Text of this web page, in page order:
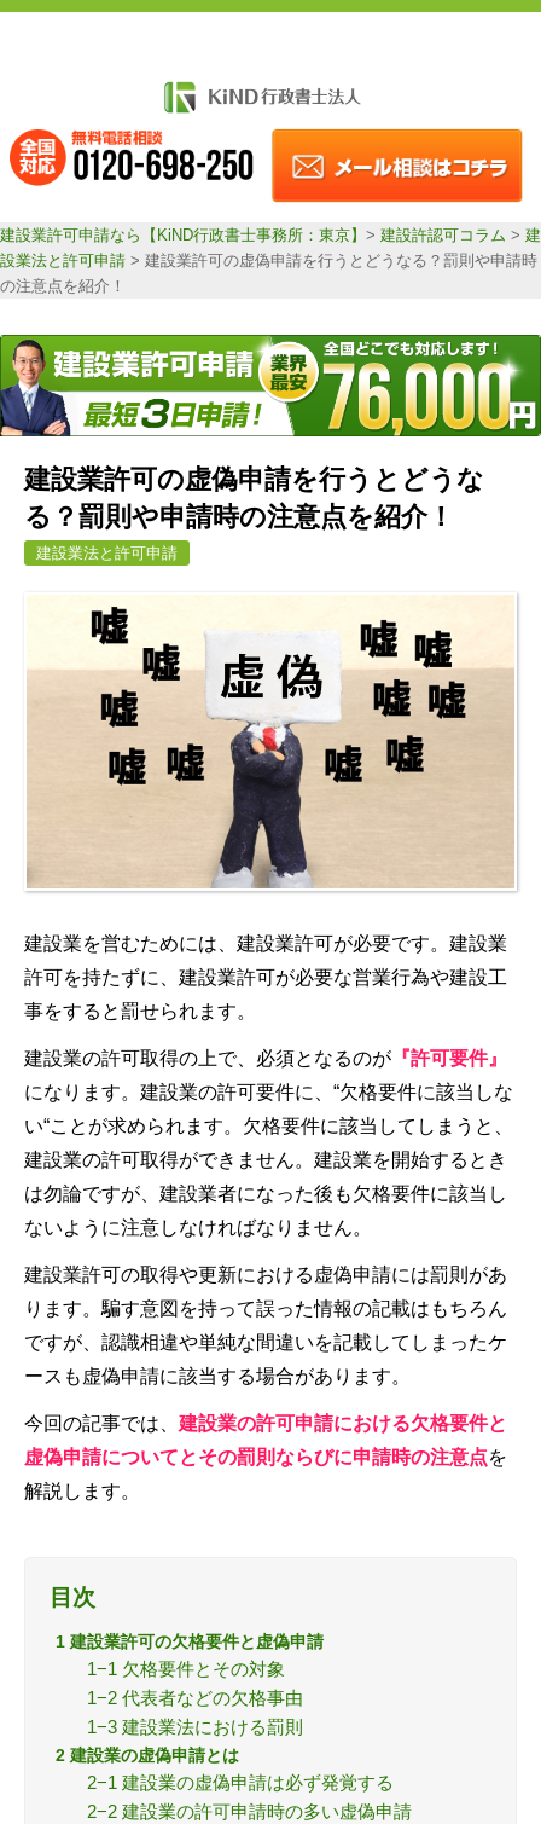
建設業許可申請なら【KiND行政書士事務所：東京】 > 建設許認可コラム > 建
設業法と許可申請 > 建設業許可の虚偽申請を行うとどうなる？罰則や申請時
の注意点を紹介！
建設業許可の虚偽申請を行うとどうな
る？罰則や申請時の注意点を紹介！
建設業法と許可申請
建設業を営むためには、建設業許可が必要です。建設業
許可を持たずに、建設業許可が必要な営業行為や建設工
事をすると罰せられます。
建設業の許可取得の上で、必須となるのが 『許可要件』
になります。建設業の許可要件に、“欠格要件に該当しな
い“ことが求められます。欠格要件に該当してしまうと、
建設業の許可取得ができません。建設業を開始するとき
は勿論ですが、建設業者になった後も欠格要件に該当し
ないように注意しなければなりません。
建設業許可の取得や更新における虚偽申請には罰則があ
ります。騙す意図を持って誤った情報の記載はもちろん
ですが、認識相違や単純な間違いを記載してしまったケ
ースも虚偽申請に該当する場合があります。
今回の記事では、 建設業の許可申請における欠格要件と
虚偽申請についてとその罰則ならびに申請時の注意点を
解説します。
目次
1 建設業許可の欠格要件と虚偽申請
1−1 欠格要件とその対象
1−2 代表者などの欠格事由
1−3 建設業法における罰則
2 建設業の虚偽申請とは
2−1 建設業の虚偽申請は必ず発覚する
2−2 建設業の許可申請時の多い虚偽申請